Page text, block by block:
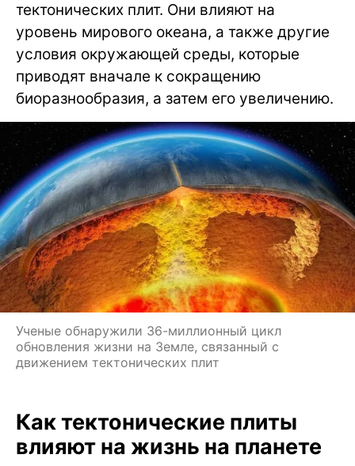
тектонических плит. Они влияют на
уровень мирового океана, а также другие
условия окружающей среды, которые
приводят вначале к сокращению
биоразнообразия, а затем его увеличению.
Ученые обнаружили 36-миллионный цикл
обновления жизни на Земле, связанный с
движением тектонических плит
Как тектонические плиты
влияют на жизнь на планете